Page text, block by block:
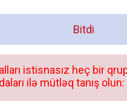
Bitdi
istisnasız heç bir
ilə mütləq tanış olun: